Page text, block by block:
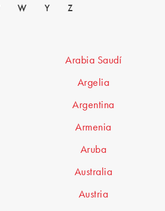
W Y Z
Arabia Saudí
Argelia
Argentina
Armenia
Aruba
Australia
Austria